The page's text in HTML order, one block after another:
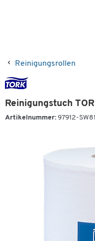
Reinigungsrollen
Reinigungstuch
Artikelnummer: 97912-SW81